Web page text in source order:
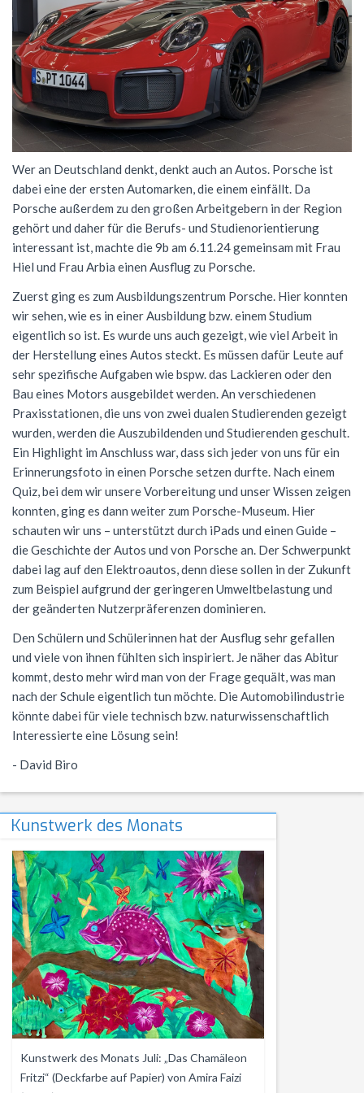
Förderverein
Aktuelles
Zweck des Vereins
Vorstand
Antragsformulare für Förderung
Service
Kontakt
Mensaverein
Verein ehemaliger Schüler
Geschichte
Wiederholung
Beglaubigung und Neuausstellung
Cambridge Certificate
Bio-AG
DELF-AG
Technik-AG
Theater-AG
Politik-AG
Schülerzeitung
Schulsanitäter
Mkid - Mathe kann ich doch!
Schülernachhilfe
Studium und Beruf (BOGY)
Studium und Beruf (BOGY)
Klassen 8-10
Jahrgangsstufe
Sucht- und Gewaltprävention
Sozialpraktikum
Bildungspartnerschaft
Evangelische Religion
Französisch
Französisch
Warum Französisch?
Ab Klasse 6
Kursstufe
DELF
Gemeinschaftskunde
Geographie
Geschichte
Informatik
G9: Informatik und Medienbildung
G8: IMP (Informatik, Mathematik, Physik)
Warum Italienisch?
Italienisch lernen
Außerunterrichtliches
Kursstufe
Nützliche Adressen
Italien-Austausch
Katholische Religion
Mathematik
Leitgedanken
Wettbewerbe
Verschiedenes
Musik
NWT
Physik
Sport
Jugend trainiert für Olympia
Notentabellen
Befreiung vom Sportunterricht
Sportbrief
Wirtschaft
FSG Bigband
FSG Chor
Orchester Klassen 5-7
Chor Klassen 5-7
Konzerte
Italien-Austausch
Ungarn-Austausch
Jugend trainiert für Olympia
Konzerte
Theater
Schoolwear FSG
Krankmeldung
Terminplan
Ferienpläne
Anfahrt
Praktikum am FSG
Lernmittel
Schulanmeldung
Impressum
Wer an Deutschland denkt, denkt auch an Autos. Porsche ist
dabei eine der ersten Automarken, die einem einfällt. Da
Porsche außerdem zu den großen Arbeitgebern in der Region
gehört und daher für die Berufs- und Studienorientierung
interessant ist, machte die 9b am 6.11.24 gemeinsam mit Frau
Hiel und Frau Arbia einen Ausflug zu Porsche.
Zuerst ging es zum Ausbildungszentrum Porsche. Hier konnten
wir sehen, wie es in einer Ausbildung bzw. einem Studium
eigentlich so ist. Es wurde uns auch gezeigt, wie viel Arbeit in
der Herstellung eines Autos steckt. Es müssen dafür Leute auf
sehr spezifische Aufgaben wie bspw. das Lackieren oder den
Bau eines Motors ausgebildet werden. An verschiedenen
Praxisstationen, die uns von zwei dualen Studierenden gezeigt
wurden, werden die Auszubildenden und Studierenden geschult.
Ein Highlight im Anschluss war, dass sich jeder von uns für ein
Erinnerungsfoto in einen Porsche setzen durfte. Nach einem
Quiz, bei dem wir unsere Vorbereitung und unser Wissen zeigen
konnten, ging es dann weiter zum Porsche-Museum. Hier
schauten wir uns – unterstützt durch iPads und einen Guide –
die Geschichte der Autos und von Porsche an. Der Schwerpunkt
dabei lag auf den Elektroautos, denn diese sollen in der Zukunft
zum Beispiel aufgrund der geringeren Umweltbelastung und
der geänderten Nutzerpräferenzen dominieren.
Den Schülern und Schülerinnen hat der Ausflug sehr gefallen
und viele von ihnen fühlten sich inspiriert. Je näher das Abitur
kommt, desto mehr wird man von der Frage gequält, was man
nach der Schule eigentlich tun möchte. Die Automobilindustrie
könnte dabei für viele technisch bzw. naturwissenschaftlich
Interessierte eine Lösung sein!
- David Biro
Kunstwerk des Monats
Kunstwerk des Monats Juli: „Das Chamäleon
Fritzi“ (Deckfarbe auf Papier) von Amira Faizi